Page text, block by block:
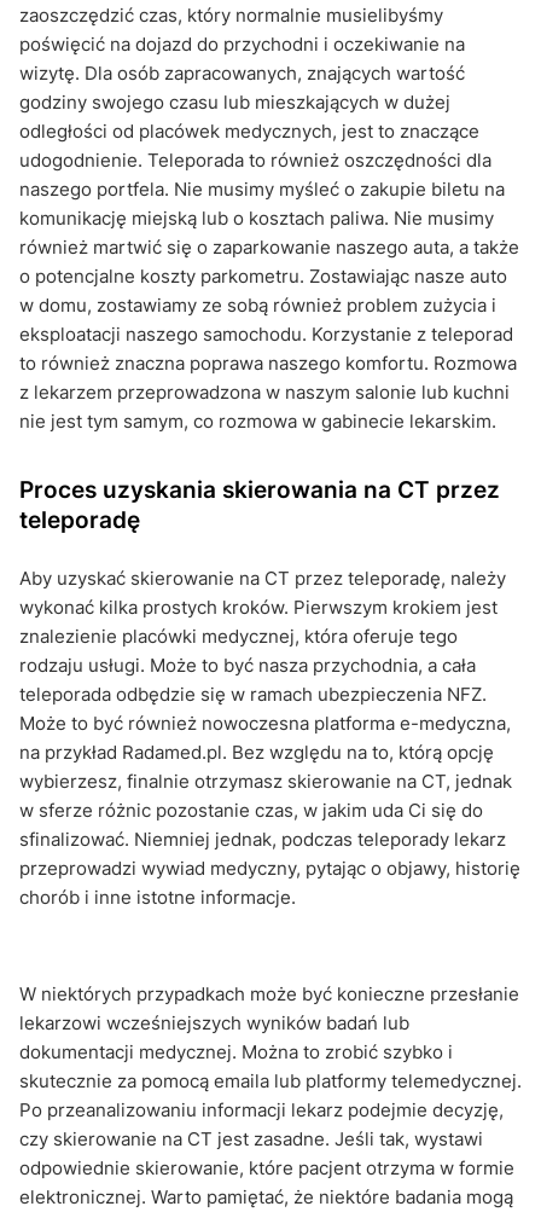
zaoszczędzić czas, który normalnie musielibyśmy
poświęcić na dojazd do przychodni i oczekiwanie na
wizytę. Dla osób zapracowanych, znających wartość
godziny swojego czasu lub mieszkających w dużej
odległości od placówek medycznych, jest to znaczące
udogodnienie. Teleporada to również oszczędności dla
naszego portfela. Nie musimy myśleć o zakupie biletu na
komunikację miejską lub o kosztach paliwa. Nie musimy
również martwić się o zaparkowanie naszego auta, a także
o potencjalne koszty parkometru. Zostawiając nasze auto
w domu, zostawiamy ze sobą również problem zużycia i
eksploatacji naszego samochodu. Korzystanie z teleporad
to również znaczna poprawa naszego komfortu. Rozmowa
z lekarzem przeprowadzona w naszym salonie lub kuchni
nie jest tym samym, co rozmowa w gabinecie lekarskim.
Proces uzyskania skierowania na CT przez
teleporadę
Aby uzyskać skierowanie na CT przez teleporadę, należy
wykonać kilka prostych kroków. Pierwszym krokiem jest
znalezienie placówki medycznej, która oferuje tego
rodzaju usługi. Może to być nasza przychodnia, a cała
teleporada odbędzie się w ramach ubezpieczenia NFZ.
Może to być również nowoczesna platforma e-medyczna,
na przykład Radamed.pl. Bez względu na to, którą opcję
wybierzesz, finalnie otrzymasz skierowanie na CT, jednak
w sferze różnic pozostanie czas, w jakim uda Ci się do
sfinalizować. Niemniej jednak, podczas teleporady lekarz
przeprowadzi wywiad medyczny, pytając o objawy, historię
chorób i inne istotne informacje.
W niektórych przypadkach może być konieczne przesłanie
lekarzowi wcześniejszych wyników badań lub
dokumentacji medycznej. Można to zrobić szybko i
skutecznie za pomocą emaila lub platformy telemedycznej.
Po przeanalizowaniu informacji lekarz podejmie decyzję,
czy skierowanie na CT jest zasadne. Jeśli tak, wystawi
odpowiednie skierowanie, które pacjent otrzyma w formie
elektronicznej. Warto pamiętać, że niektóre badania mogą